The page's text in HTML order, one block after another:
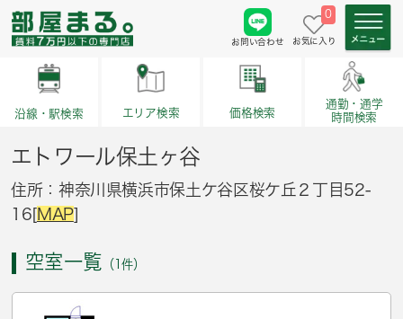
お問い合わせ
0
お気に入り
沿線・駅検索 エリア検索 価格検索
通勤・通学
時間検索
エトワール保土ヶ谷
住所：神奈川県横浜市保土ケ谷区桜ケ丘２丁目52-
16[MAP]
空室一覧 （1件）